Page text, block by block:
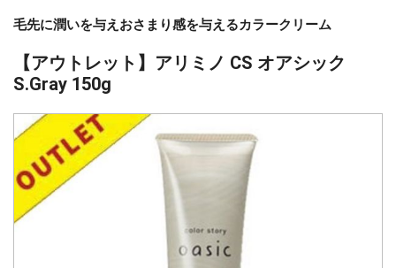
毛先に潤いを与えおさまり感を与えるカラークリーム
【アウトレット】アリミノ CS オアシック
S.Gray 150g